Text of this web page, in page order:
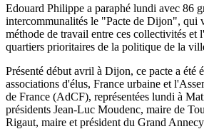
Edouard Philippe a paraphé lundi avec 86
intercommunalités le "Pacte de Dijon", qui
méthode de travail entre ces collectivités et
quartiers prioritaires de la politique de la
Présenté début avril à Dijon, ce pacte a été
associations d'élus, France urbaine et
de France (AdCF), représentées lundi à
présidents Jean-Luc Moudenc, maire de
Rigaut, maire et président du Grand